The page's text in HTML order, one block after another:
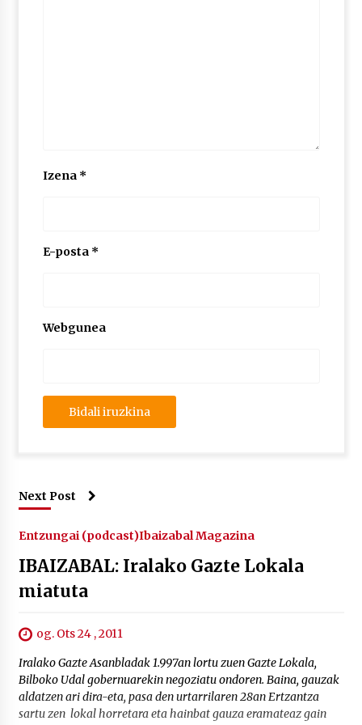
Izena *
E-posta *
Webgunea
Next Post
Entzungai (podcast)Ibaizabal Magazina
IBAIZABAL: Iralako Gazte Lokala
miatuta
og. Ots 24 , 2011
Iralako Gazte Asanbladak 1.997an lortu zuen Gazte Lokala,
Bilboko Udal gobernuarekin negoziatu ondoren. Baina, gauzak
aldatzen ari dira-eta, pasa den urtarrilaren 28an Ertzantza
sartu zen lokal horretara eta hainbat gauza eramateaz gain